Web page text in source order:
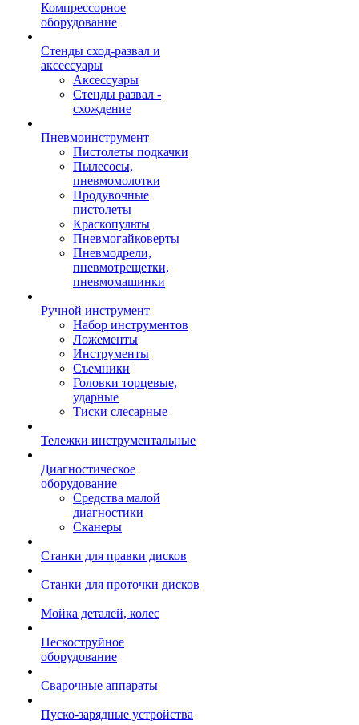
Компрессорное
оборудование
Стенды сход-развал и
аксессуары
Аксессуары
Стенды развал -
схождение
Пневмоинструмент
Пистолеты подкачки
Пылесосы,
пневмомолотки
Продувочные
пистолеты
Краскопульты
Пневмогайковерты
Пневмодрели,
пневмотрещетки,
пневмомашинки
Ручной инструмент
Набор инструментов
Ложементы
Инструменты
Съемники
Головки торцевые,
ударные
Тиски слесарные
Тележки инструментальные
Диагностическое
оборудование
Средства малой
диагностики
Сканеры
Станки для правки дисков
Станки для проточки дисков
Мойка деталей, колес
Пескоструйное
оборудование
Сварочные аппараты
Пуско-зарядные устройства